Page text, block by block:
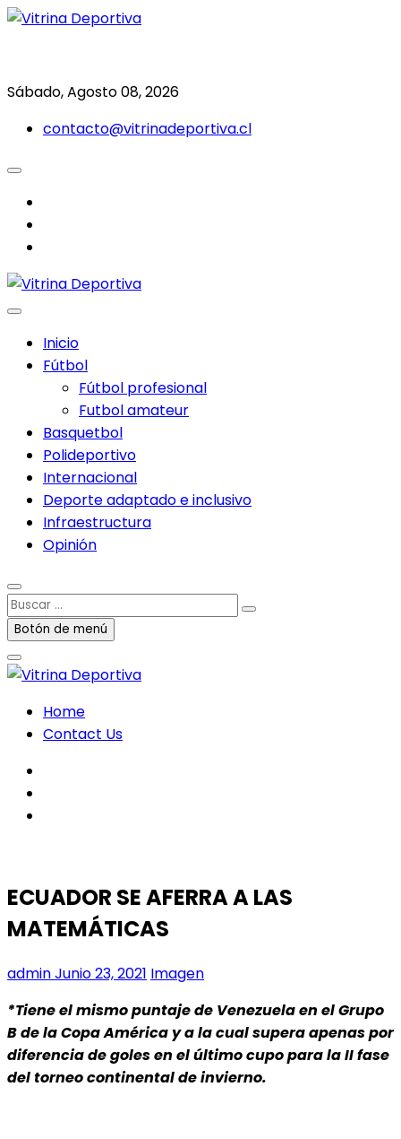
Saltar
Sábado, Agosto 08, 2026
contacto@vitrinadeportiva.cl
Inicio
Fútbol
Fútbol profesional
Futbol amateur
Basquetbol
Polideportivo
Internacional
Deporte adaptado e inclusivo
Infraestructura
Opinión
Buscar
…Botón de menú
Home
Contact Us
ECUADOR SE AFERRA A LAS
MATEMÁTICAS
adminJunio 23, 2021 Imagen
*Tiene el mismo puntaje de Venezuela en el Grupo
B de la Copa América y a la cual supera apenas por
diferencia de goles en el último cupo para la II fase
del torneo continental de invierno.